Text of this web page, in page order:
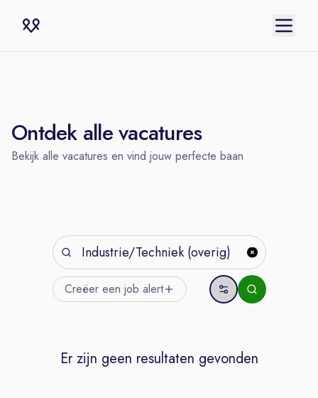
Ontdek alle vacatures
Bekijk alle vacatures en vind jouw perfecte baan
Creëer een job alert
Er zijn geen resultaten gevonden